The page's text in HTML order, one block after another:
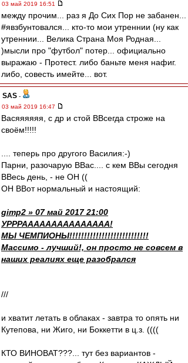
03 май 2019 16:51
между прочим... раз я До Сих Пор не забанен...
#явзбунтовался... кто-то мои утреннии (ну как
утреннии... Велика Страна Моя Родная...
)мысли про "футбол" потер... официально
выражаю - Протест. либо баньте меня нафиг.
либо, совесть имейте... вот.
SAS -
03 май 2019 16:47
Васяяяяяя, с др и стой ВВсегда строже на
своём!!!!!
.... теперь про другого Василия:-)
Парни, разочарую ВВас.... с кем ВВы сегодня
ВВесь день, - не ОН ((
ОН ВВот нормальный и настоящий:
gimp2 » 07 май 2017 21:00
УРРРААААААААААААААА!
МЫ ЧЕМПИОНЫ!!!!!!!!!!!!!!!!!!!!!!!!!!!
Массимо - лучший!, он просто не совсем в
наших реалиях еще разобрался
///
и хватит летать в облаках - завтра то опять ни
Кутепова, ни Жиго, ни Боккетти в ц.з. ((((
КТО ВИНОВАТ???... тут без вариантов -